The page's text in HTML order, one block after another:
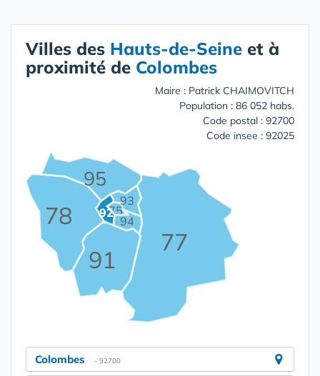
Villes des Hauts-de-Seine et à
proximité de Colombes
Maire : Patrick CHAIMOVITCH
Population : 86 052 habs.
Code postal : 92700
Code insee : 92025
75
77
78
91
92
93
94
95
Colombes - 92700